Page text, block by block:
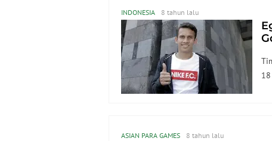
INDONESIA 8 tahun lalu
ASIAN PARA GAMES 8 tahun lalu